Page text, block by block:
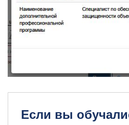
Если вы